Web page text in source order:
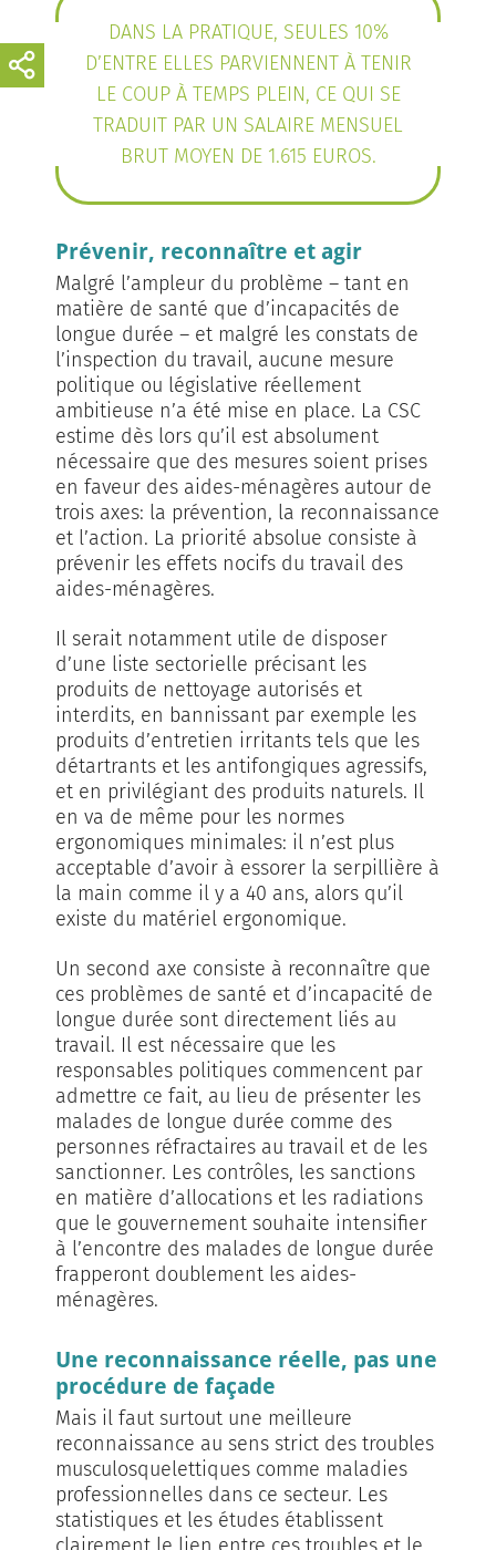
DANS LA PRATIQUE, SEULES 10%
D’ENTRE ELLES PARVIENNENT À TENIR
LE COUP À TEMPS PLEIN, CE QUI SE
TRADUIT PAR UN SALAIRE MENSUEL
BRUT MOYEN DE 1.615 EUROS.
Prévenir, reconnaître et agir
Malgré l’ampleur du problème – tant en
matière de santé que d’incapacités de
longue durée – et malgré les constats de
l’inspection du travail, aucune mesure
politique ou législative réellement
ambitieuse n’a été mise en place. La CSC
estime dès lors qu’il est absolument
nécessaire que des mesures soient prises
en faveur des aides-ménagères autour de
trois axes: la prévention, la reconnaissance
et l’action. La priorité absolue consiste à
prévenir les effets nocifs du travail des
aides-ménagères.
Il serait notamment utile de disposer
d’une liste sectorielle précisant les
produits de nettoyage autorisés et
interdits, en bannissant par exemple les
produits d’entretien irritants tels que les
détartrants et les antifongiques agressifs,
et en privilégiant des produits naturels. Il
en va de même pour les normes
ergonomiques minimales: il n’est plus
acceptable d’avoir à essorer la serpillière à
la main comme il y a 40 ans, alors qu’il
existe du matériel ergonomique.
Un second axe consiste à reconnaître que
ces problèmes de santé et d’incapacité de
longue durée sont directement liés au
travail. Il est nécessaire que les
responsables politiques commencent par
admettre ce fait, au lieu de présenter les
malades de longue durée comme des
personnes réfractaires au travail et de les
sanctionner. Les contrôles, les sanctions
en matière d’allocations et les radiations
que le gouvernement souhaite intensifier
à l’encontre des malades de longue durée
frapperont doublement les aides-
ménagères.
Une reconnaissance réelle, pas une
procédure de façade
Mais il faut surtout une meilleure
reconnaissance au sens strict des troubles
musculosquelettiques comme maladies
professionnelles dans ce secteur. Les
statistiques et les études établissent